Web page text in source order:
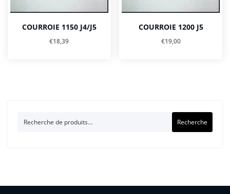
COURROIE 1150 J4/J5
€18,39
COURROIE 1200 J5
€19,00
Recherche